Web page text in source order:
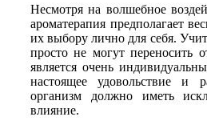
Несмотря на волшебное
ароматерапия предполагает
их выбору лично для себя.
просто не могут переносить
является очень
настоящее удовольствие и
организм должно иметь
влияние.